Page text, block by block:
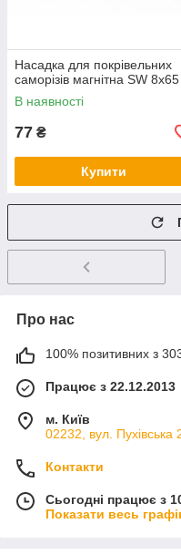
Насадка для покрівельних
саморізів магнітна SW 8х65
В наявності
77 ₴
Купити
Про нас
100% позитивних з 303
Працює з 22.12.2013
м. Київ
02232, вул. Пухівська
Контакти
Сьогодні працює з
Показати весь